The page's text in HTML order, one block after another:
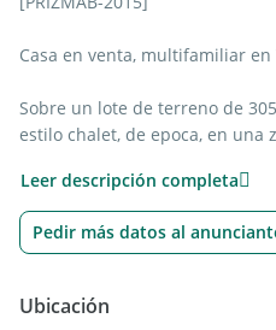
Casa en venta, multifamiliar en
Sobre un lote de terreno de
estilo chalet, de epoca, en una
Chalet, comprende 5 ambientes
3 habitaciones
living/comedor
2 baños completos
Leer descripción completa
Pedir más datos al
Ubicación